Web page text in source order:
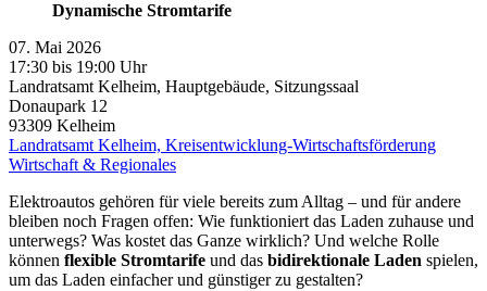
Dynamische Stromtarife
07. Mai 2026
17:30 bis 19:00 Uhr
Landratsamt Kelheim, Hauptgebäude, Sitzungssaal
Donaupark 12
93309 Kelheim
Landratsamt Kelheim, Kreisentwicklung-Wirtschaftsförderung
Wirtschaft & Regionales
Elektroautos gehören für viele bereits zum Alltag – und für andere
bleiben noch Fragen offen: Wie funktioniert das Laden zuhause und
unterwegs? Was kostet das Ganze wirklich? Und welche Rolle
können flexible Stromtarife und das bidirektionale Laden spielen,
um das Laden einfacher und günstiger zu gestalten?